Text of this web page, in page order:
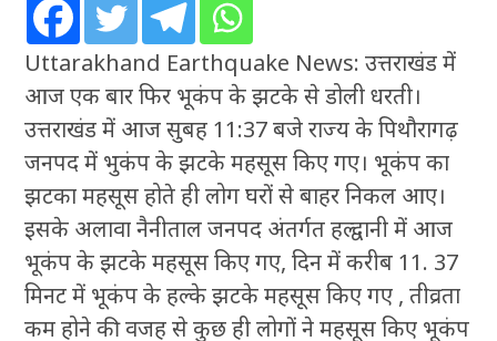
Uttarakhand Earthquake News: उत्तराखंड में
आज एक बार फिर भूकंप के झटके से डोली धरती।
उत्तराखंड में आज सुबह 11:37 बजे राज्य के पिथौरागढ़
जनपद में भुकंप के झटके महसूस किए गए। भूकंप का
झटका महसूस होते ही लोग घरों से बाहर निकल आए।
इसके अलावा नैनीताल जनपद अंतर्गत हल्द्वानी में आज
भूकंप के झटके महसूस किए गए, दिन में करीब 11. 37
मिनट में भूकंप के हल्के झटके महसूस किए गए , तीव्रता
कम होने की वजह से कुछ ही लोगों ने महसूस किए भूकंप